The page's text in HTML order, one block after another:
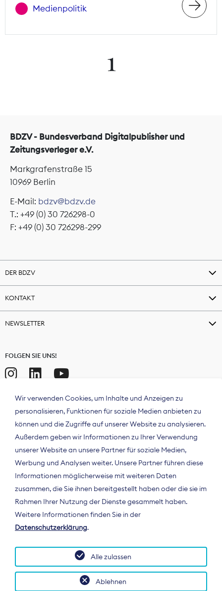
Medienpolitik
1
BDZV - Bundesverband Digitalpublisher und
Zeitungsverleger e.V.
Markgrafenstraße 15
10969 Berlin
E-Mail: bdzv@bdzv.de
T.: +49 (0) 30 726298-0
F: +49 (0) 30 726298-299
DER BDZV
KONTAKT
NEWSLETTER
FOLGEN SIE UNS!
Der Bundesverband Digitalpublisher und
Zeitungsverleger (BDZV) vertritt als
Spitzenorganisation die Interessen der
Deutschland und auf EU-Ebene.
Wir verwenden Cookies, um Inhalte und Anzeigen zu
personalisieren, Funktionen für soziale Medien anbieten zu
können und die Zugriffe auf unserer Website zu analysieren.
Außerdem geben wir Informationen zu Ihrer Verwendung
unserer Website an unsere Partner für soziale Medien,
Werbung und Analysen weiter. Unsere Partner führen diese
Informationen möglicherweise mit weiteren Daten
zusammen, die Sie ihnen bereitgestellt haben oder die sie im
Rahmen Ihrer Nutzung der Dienste gesammelt haben.
Weitere Informationen finden Sie in der
Datenschutzerklärung.
Ablehnen
Alle zulassen